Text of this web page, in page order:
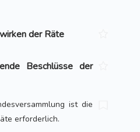
der Räte
Beschlüsse der
ist die
erforderlich.